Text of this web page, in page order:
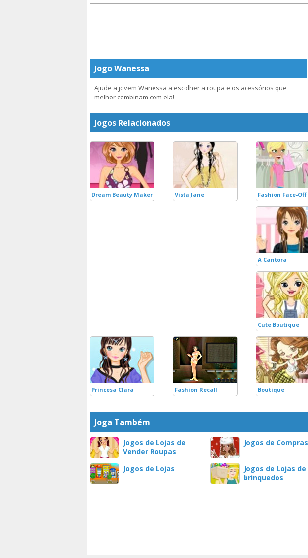
Jogo Wanessa
Ajude a jovem Wanessa a escolher a roupa e os acessórios que
melhor combinam com ela!
Jogos Relacionados
Dream Beauty Maker Vista Jane Fashion Face-Off
A Cantora
Cute Boutique
Princesa Clara Fashion Recall Boutique
Joga Também
Jogos de Lojas de
Vender Roupas
Jogos de Compras
Jogos de Lojas
Jogos de Lojas de
brinquedos